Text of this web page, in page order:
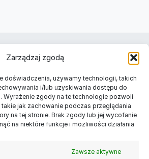
Zarządzaj zgodą
doświadczenia, używamy technologii, takich
i/lub uzyskiwania dostępu do
Wyrażenie zgody na te technologie pozwoli
jak zachowanie podczas przeglądania
na tej stronie. Brak zgody lub jej wycofanie
na niektóre funkcje i możliwości działania
Zawsze aktywne